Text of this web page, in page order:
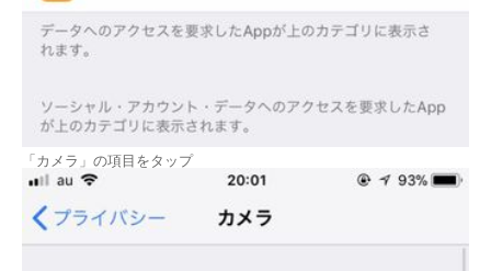
「カメラ」の項目をタップ